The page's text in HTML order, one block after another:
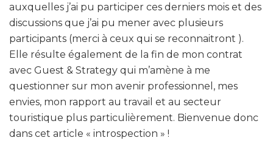
auxquelles j’ai pu participer ces derniers mois et des
discussions que j’ai pu mener avec plusieurs
participants (merci à ceux qui se reconnaitront ).
Elle résulte également de la fin de mon contrat
avec Guest & Strategy qui m’amène à me
questionner sur mon avenir professionnel, mes
envies, mon rapport au travail et au secteur
touristique plus particulièrement. Bienvenue donc
dans cet article « introspection » !